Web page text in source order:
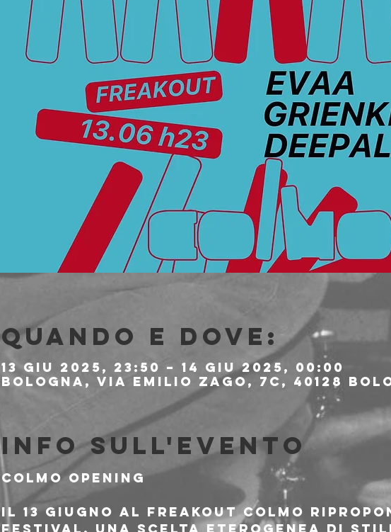
Quando e dove:
13 giu 2025, 23:50 – 14 giu 2025, 00:00
Bologna, Via Emilio Zago, 7c, 40128
Info sull'evento
COLMO Opening
il 13 giugno al Freakout COLMO